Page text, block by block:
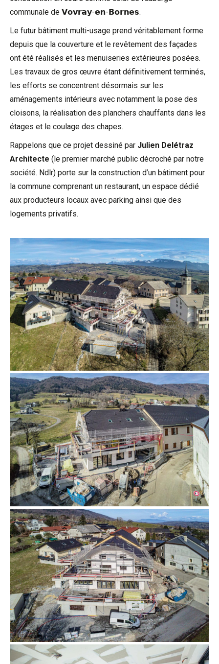
communale de 𝗩𝗼𝘃𝗿𝗮𝘆-𝗲𝗻-𝗕𝗼𝗿𝗻𝗲𝘀.
Le futur bâtiment multi-usage prend véritablement forme
depuis que la couverture et le revêtement des façades
ont été réalisés et les menuiseries extérieures posées.
Les travaux de gros œuvre étant définitivement terminés,
les efforts se concentrent désormais sur les
aménagements intérieurs avec notamment la pose des
cloisons, la réalisation des planchers chauffants dans les
étages et le coulage des chapes.
Rappelons que ce projet dessiné par Julien Delétraz
Architecte (le premier marché public décroché par notre
société. Ndlr) porte sur la construction d’un bâtiment pour
la commune comprenant un restaurant, un espace dédié
aux producteurs locaux avec parking ainsi que des
logements privatifs.